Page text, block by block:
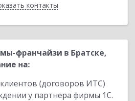
контакты
Назад
франчайзи в Братске,
на:
(договоров ИТС)
у партнера фирмы 1С.